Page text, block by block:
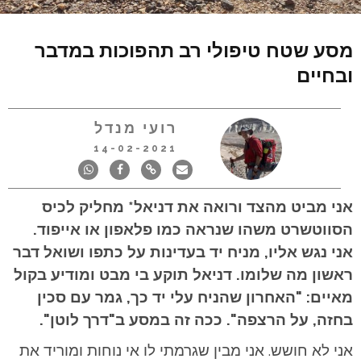
מסע שטח טיפולי רב תהפוכות במדבר
ובחיים
רועי מנדל
14-02-2021
אני מביט מהצד ורואה את דניאל* מחליק לכיס
הסווטשרט משהו שנראה כמו פלאפון או אייפוד.
אני נגש אליו, מניח יד בעדינות על כתפו ושואל דבר
ראשון מה שלומו. דניאל תוקע בי מבט ומודיע בקול
מאיים: "האחרון שהניח עלי יד כך, גמר עם סכין
בחזה, על הרצפה". ככה זה במסע ב"דרך לוטן".
אני לא חושש. אני מבין שגרמתי לו אי נוחות ומוריד את